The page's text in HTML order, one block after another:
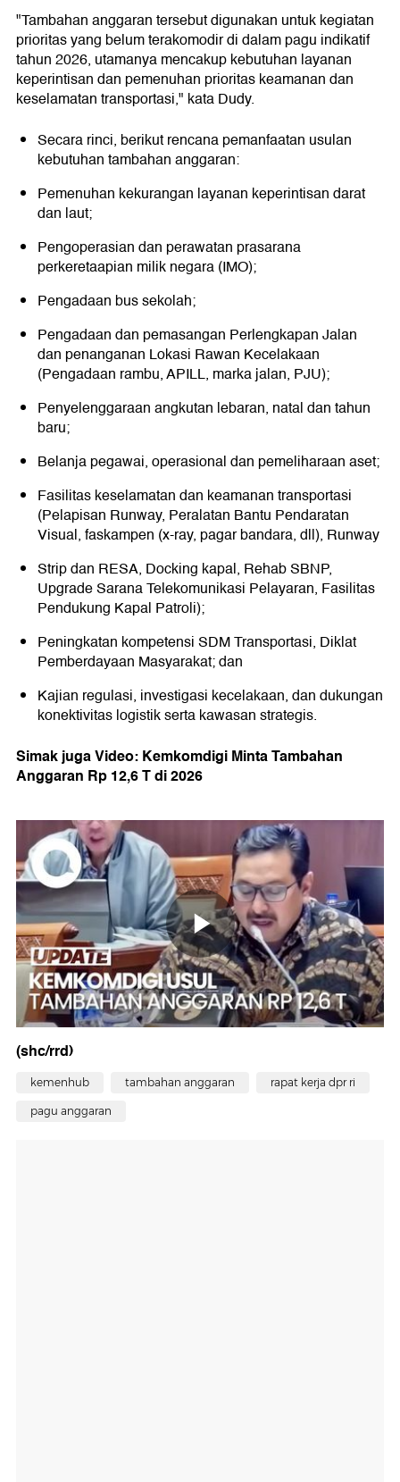
"Tambahan anggaran tersebut digunakan untuk kegiatan
prioritas yang belum terakomodir di dalam pagu indikatif
tahun 2026, utamanya mencakup kebutuhan layanan
keperintisan dan pemenuhan prioritas keamanan dan
keselamatan transportasi," kata Dudy.
Secara rinci, berikut rencana pemanfaatan usulan
kebutuhan tambahan anggaran:
Pemenuhan kekurangan layanan keperintisan darat
dan laut;
Pengoperasian dan perawatan prasarana
perkeretaapian milik negara (IMO);
Pengadaan bus sekolah;
Pengadaan dan pemasangan Perlengkapan Jalan
dan penanganan Lokasi Rawan Kecelakaan
(Pengadaan rambu, APILL, marka jalan, PJU);
Penyelenggaraan angkutan lebaran, natal dan tahun
baru;
Belanja pegawai, operasional dan pemeliharaan aset;
Fasilitas keselamatan dan keamanan transportasi
(Pelapisan Runway, Peralatan Bantu Pendaratan
Visual, faskampen (x-ray, pagar bandara, dll), Runway
Strip dan RESA, Docking kapal, Rehab SBNP,
Upgrade Sarana Telekomunikasi Pelayaran, Fasilitas
Pendukung Kapal Patroli);
Peningkatan kompetensi SDM Transportasi, Diklat
Pemberdayaan Masyarakat; dan
Kajian regulasi, investigasi kecelakaan, dan dukungan
konektivitas logistik serta kawasan strategis.
Simak juga Video: Kemkomdigi Minta Tambahan
Anggaran Rp 12,6 T di 2026
(shc/rrd)
kemenhub tambahan anggaran rapat kerja dpr ri
pagu anggaran